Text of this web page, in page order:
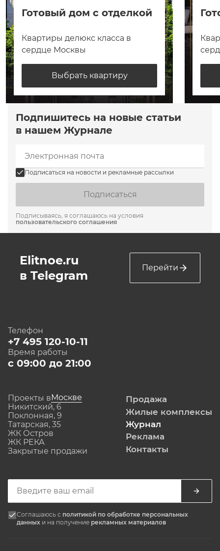
Готовый дом с отделкой
Квартиры делюкс класса в
сердце Москвы
Выбрать квартиру
Подпишитесь на новые статьи
в нашем Журнале
Подписаться на новости и рекламные рассылки
Подписаться
Подписываясь, я соглашаюсь на условия
пользовательского соглашения
Elitnoe.ru
в Telegram
Перейти
Телефон
+7 495 120-10-11
Время работы
с 09:00 до 21:00
Проекты вМоскве
Никитский, 6
Поклонная, 9
Татарская, 35
ЖК Остров
ЖК РЕКА
Закрытые продажи
Продажа
Жилые комплексы
Журнал
Реклама
Контакты
Соглашаюсь с политикой по обработке персональных
данных и на получение рекламных материалов